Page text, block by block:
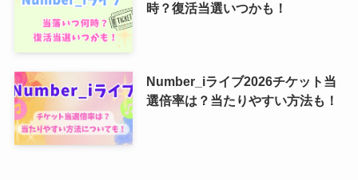
時？復活当選いつかも！
Number_iライブ2026チケット当
選倍率は？当たりやすい方法も！